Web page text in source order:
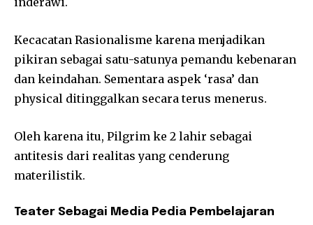
Kecacatan Rasionalisme karena menjadikan
pikiran sebagai satu-satunya pemandu kebenaran
dan keindahan. Sementara aspek ‘rasa’ dan
physical ditinggalkan secara terus menerus.
Oleh karena itu, Pilgrim ke 2 lahir sebagai
antitesis dari realitas yang cenderung
materilistik.
Teater Sebagai Media Pedia Pembelajaran